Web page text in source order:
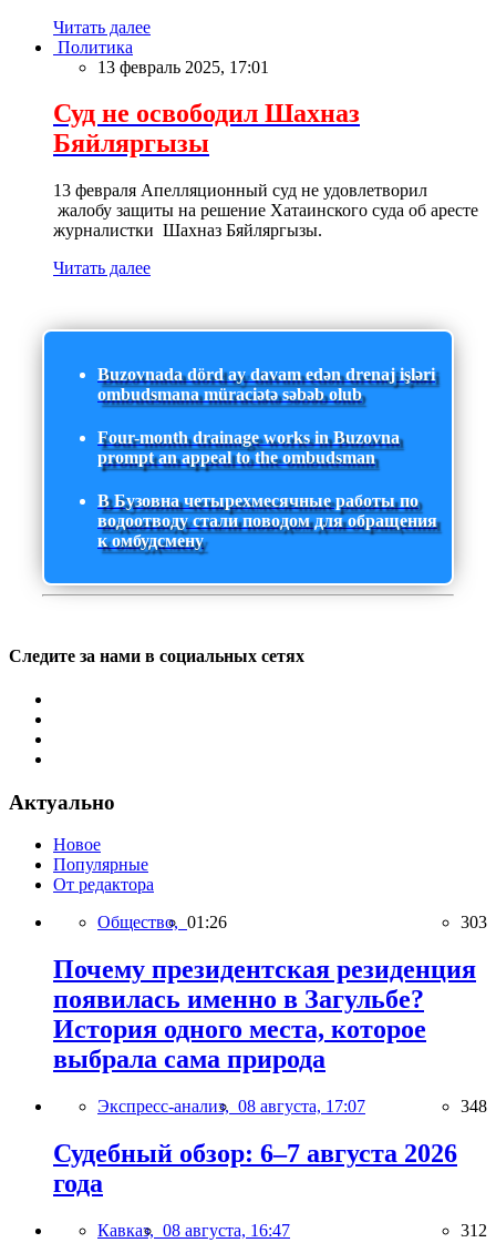
Читать далее
Политика
13 февраль 2025, 17:01
Суд не освободил Шахназ
Бяйляргызы
13 февраля Апелляционный суд не удовлетворил
жалобу защиты на решение Хатаинского суда об аресте
журналистки Шахназ Бяйляргызы.
Читать далее
Buzovnada dörd ay davam edən drenaj işləri
ombudsmana müraciətə səbəb olub
Four-month drainage works in Buzovna
prompt an appeal to the ombudsman
В Бузовна четырехмесячные работы по
водоотводу стали поводом для обращения
к омбудсмену
Следите за нами в социальных сетях
Актуально
Новое
Популярные
От редактора
Общество, 01:26 303
Почему президентская резиденция
появилась именно в Загульбе?
История одного места, которое
выбрала сама природа
Экспресс-анализ, 08 августа, 17:07 348
Судебный обзор: 6–7 августа 2026
года
Кавказ, 08 августа, 16:47 312